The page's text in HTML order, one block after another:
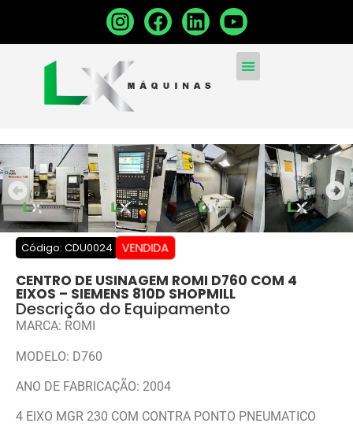
Código: CDU0024 VENDIDA
CENTRO DE USINAGEM ROMI D760 COM 4
EIXOS – SIEMENS 810D SHOPMILL
Descrição do Equipamento
MARCA: ROMI
MODELO: D760
ANO DE FABRICAÇÃO: 2004
4 EIXO MGR 230 COM CONTRA PONTO PNEUMATICO